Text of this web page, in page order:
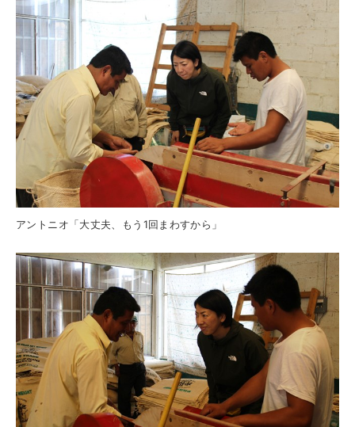
アントニオ「大丈夫、もう1回まわすから」